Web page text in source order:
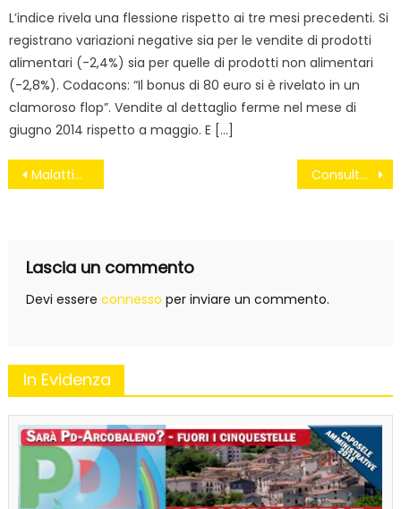
L’indice rivela una flessione rispetto ai tre mesi precedenti. Si
registrano variazioni negative sia per le vendite di prodotti
alimentari (-2,4%) sia per quelle di prodotti non alimentari
(-2,8%). Codacons: “Il bonus di 80 euro si è rivelato in un
clamoroso flop”. Vendite al dettaglio ferme nel mese di
giugno 2014 rispetto a maggio. E […]
Navigazione
Malattia e destino dell’Italia Consulta-Csm: grazie al M5S si comincia a fare pulizia tra i candidati marci
Lascia un commento
Devi essere connesso per inviare un commento.
In Evidenza